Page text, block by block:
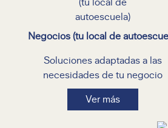
Negocios (tu local de
Soluciones adaptadas a las
necesidades de tu negocio
Ver más